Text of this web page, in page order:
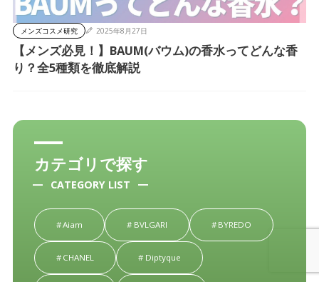
メンズコスメ研究 2025年8月27日
【メンズ必見！】BAUM(バウム)の香水ってどんな香
り？全5種類を徹底解説
カテゴリで探す
CATEGORY LIST
Aiam BVLGARI BYREDO
CHANEL Diptyque